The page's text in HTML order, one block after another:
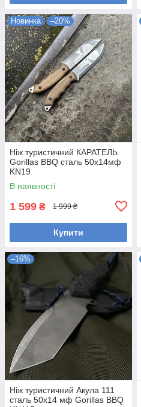
Новинка –20%
Ніж туристичний КАРАТЕЛЬ
Gorillas BBQ сталь 50х14мф
KN19
В наявності
1 599 ₴ 1 999 ₴
Купити
–16%
Ніж туристичний Акула 111
сталь 50х14 мф Gorillas BBQ